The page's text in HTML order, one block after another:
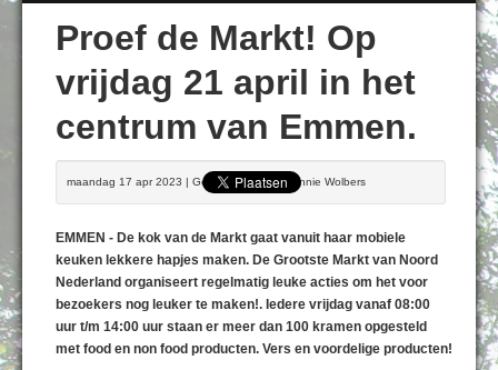
Alle categorieën
Over Bennie Wolbers
Adverteren
Daan Lambers tekent eerste profcontract bij FC Emmen
Jubileumfeest 35 jaar De Amer
Hunzeloopwandeltocht keert op 19 september 2026 terug naar Zuidlaren
102 kaarsen voor eeuwling Mieke Sijbom-Maatje
VRIJDAG 07 AUG 2026
Proef de Markt! Op
vrijdag 21 april in het
centrum van Emmen.
maandag 17 apr 2023 | Geschreven door Bennie Wolbers
EMMEN - De kok van de Markt gaat vanuit haar mobiele
keuken lekkere hapjes maken. De Grootste Markt van Noord
Nederland organiseert regelmatig leuke acties om het voor
bezoekers nog leuker te maken!. Iedere vrijdag vanaf 08:00
uur t/m 14:00 uur staan er meer dan 100 kramen opgesteld
met food en non food producten. Vers en voordelige producten!